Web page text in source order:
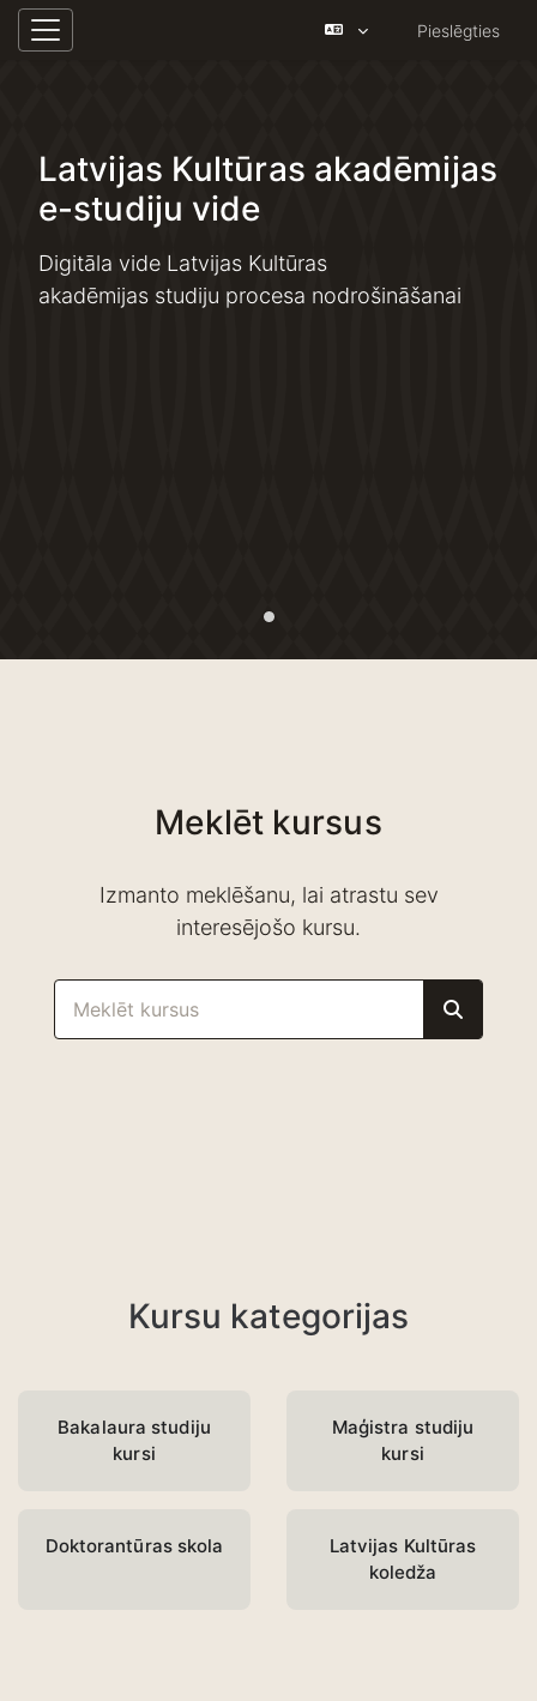
Sānu panelis
Pieslēgties
Latvijas Kultūras akadēmijas
e-studiju vide
Digitāla vide Latvijas Kultūras
akadēmijas studiju procesa nodrošināšanai
Meklēt kursus
Izmanto meklēšanu, lai atrastu sev
interesējošo kursu.
Kursu kategorijas
Bakalaura studiju
kursi
Maģistra studiju
kursi
Doktorantūras skola
Latvijas Kultūras
koledža